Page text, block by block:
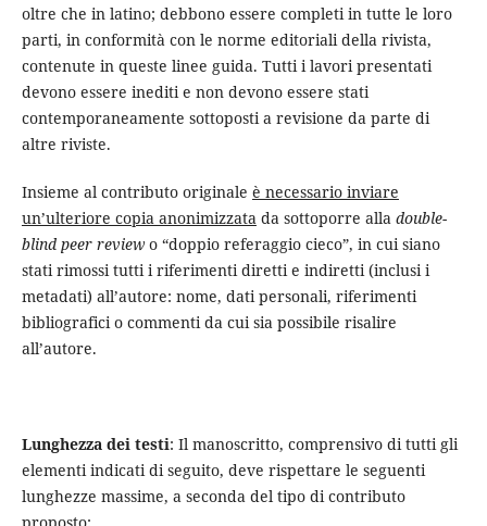
oltre che in latino; debbono essere completi in tutte le loro
parti, in conformità con le norme editoriali della rivista,
contenute in queste linee guida. Tutti i lavori presentati
devono essere inediti e non devono essere stati
contemporaneamente sottoposti a revisione da parte di
altre riviste.
Insieme al contributo originale è necessario inviare
un’ulteriore copia anonimizzatada sottoporre alla double-
blind peer reviewo “doppio referaggio cieco”, in cui siano
stati rimossi tutti i riferimenti diretti e indiretti (inclusi i
metadati) all’autore: nome, dati personali, riferimenti
bibliografici o commenti da cui sia possibile risalire
all’autore.
Lunghezza dei testi: Il manoscritto, comprensivo di tutti gli
elementi indicati di seguito, deve rispettare le seguenti
lunghezze massime, a seconda del tipo di contributo